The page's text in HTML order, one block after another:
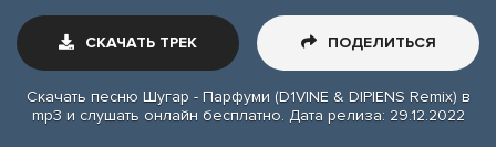
СКАЧАТЬ ТРЕК ПОДЕЛИТЬСЯ
Скачать песню Шугар - Парфуми (D1VINE & DIPIENS Remix) в
mp3 и слушать онлайн бесплатно. Дата релиза: 29.12.2022